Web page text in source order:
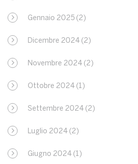
Gennaio 2025 (2)
Dicembre 2024 (2)
Novembre 2024 (2)
Ottobre 2024 (1)
Settembre 2024 (2)
Luglio 2024 (2)
Giugno 2024 (1)